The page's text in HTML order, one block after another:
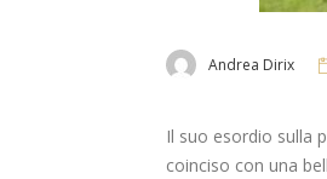
Andrea Dirix
Il suo esordio sulla
coinciso con una